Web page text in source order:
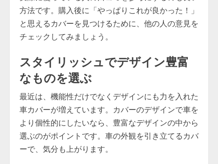
方法です。購入後に「やっぱりこれが良かった！」
と思えるカバーを見つけるために、他の人の意見を
チェックしてみましょう。
スタイリッシュでデザイン豊富
なものを選ぶ
最近は、機能性だけでなくデザインにも力を入れた
車カバーが増えています。カバーのデザインで車を
より個性的にしたいなら、豊富なデザインの中から
選ぶのがポイントです。車の外観を引き立てるカバ
ーで、気分も上がります。